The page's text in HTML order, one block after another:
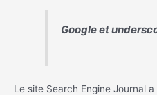
Google et
Le site Search Engine Journal